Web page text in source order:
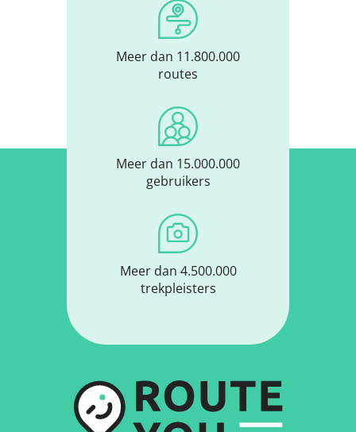
Meer dan 11.800.000
routes
Meer dan 15.000.000
gebruikers
Meer dan 4.500.000
trekpleisters